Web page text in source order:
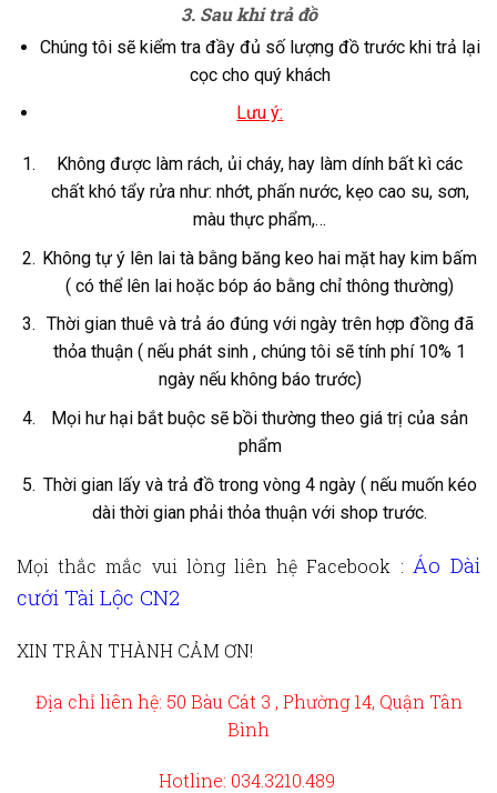
3. Sau khi trả đồ
Chúng tôi sẽ kiểm tra đầy đủ số lượng đồ trước khi trả lại
cọc cho quý khách
Lưu ý:
Không được làm rách, ủi cháy, hay làm dính bất kì các
chất khó tẩy rửa như: nhớt, phấn nước, kẹo cao su, sơn,
màu thực phẩm,…
Không tự ý lên lai tà bằng băng keo hai mặt hay kim bấm
( có thể lên lai hoặc bóp áo bằng chỉ thông thường)
Thời gian thuê và trả áo đúng với ngày trên hợp đồng đã
thỏa thuận ( nếu phát sinh , chúng tôi sẽ tính phí 10% 1
ngày nếu không báo trước)
Mọi hư hại bắt buộc sẽ bồi thường theo giá trị của sản
phẩm
Thời gian lấy và trả đồ trong vòng 4 ngày ( nếu muốn kéo
dài thời gian phải thỏa thuận với shop trước.
Mọi thắc mắc vui lòng liên hệFacebook : Áo Dài
cưới Tài Lộc CN2
XIN TRÂN THÀNH CẢM ƠN!
Địa chỉ liên hệ: 50 Bàu Cát 3 , Phường 14, Quận Tân
Bình
Hotline: 034.3210.489